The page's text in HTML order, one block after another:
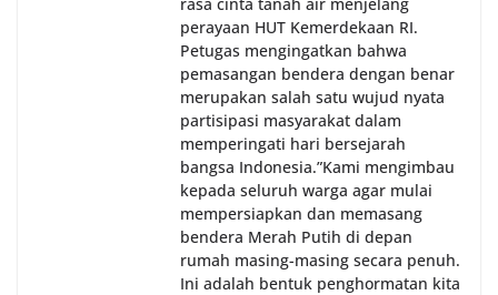
perayaan HUT Kemerdekaan RI.
Petugas mengingatkan bahwa
pemasangan bendera dengan benar
merupakan salah satu wujud nyata
partisipasi masyarakat dalam
memperingati hari bersejarah
bangsa Indonesia.‎‎”Kami mengimbau
kepada seluruh warga agar mulai
mempersiapkan dan memasang
bendera Merah Putih di depan
rumah masing-masing secara penuh.
Ini adalah bentuk penghormatan kita